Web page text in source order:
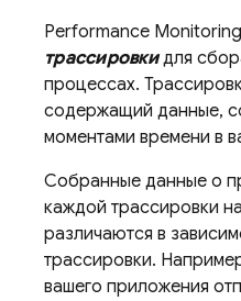
Performance Monitoring
трассировкидля
процессах.
содержащий данные,
моментами времени в
Собранные данные о
каждой трассировки
различаются в
трассировки.
вашего приложения